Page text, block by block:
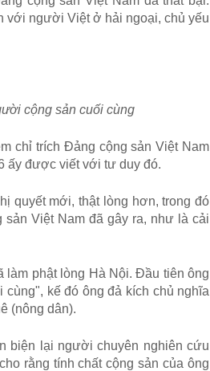
với người Việt ở hải ngoại, chủ yếu
cộng sản cuối cùng
chỉ trích Đảng cộng sản Việt Nam
ấy được viết với tư duy đó.
quyết mới, thật lòng hơn, trong đó
Việt Nam đã gây ra, như là cải
làm phật lòng Hà Nội. Đầu tiên ông
kế đó ông đả kích chủ nghĩa
(nông dân).
biện lại người chuyên nghiên cứu
rằng tính chất cộng sản của ông